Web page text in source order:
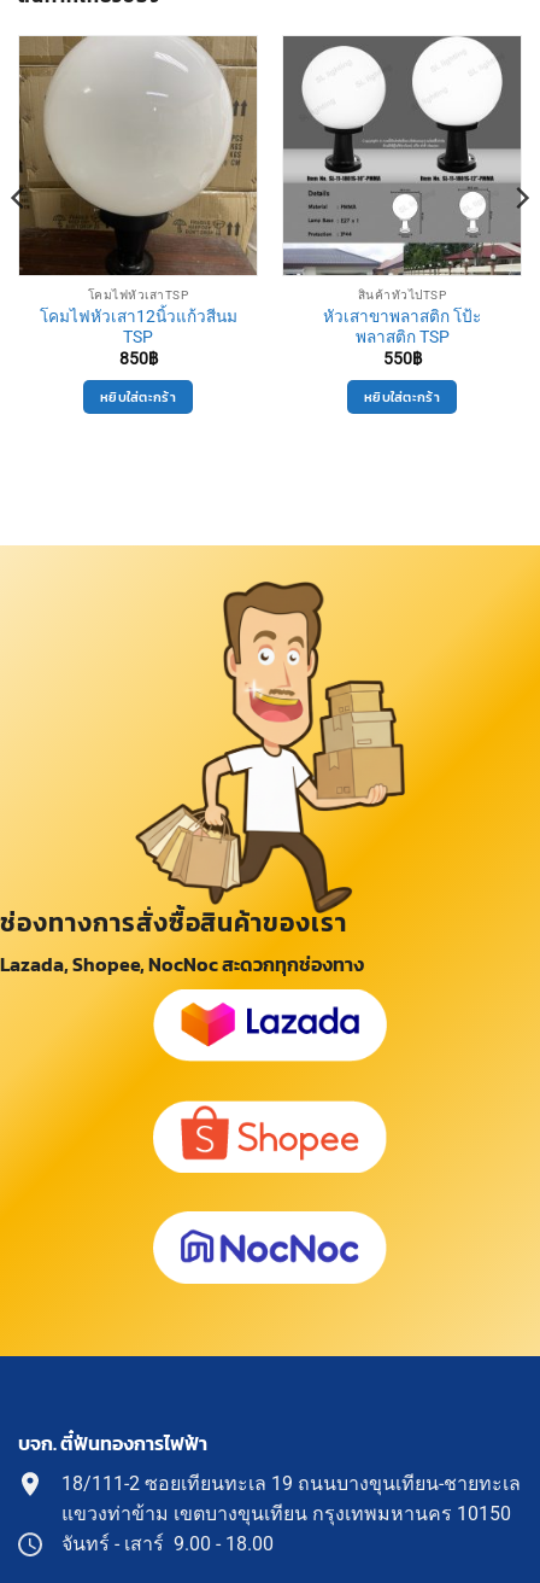
โคมไฟหัวเสาTSP
โคมไฟหัวเสา12นิ้วแก้วสีนม
TSP
850฿
หยิบใส่ตะกร้า
สินค้าทั่วไปTSP
หัวเสาขาพลาสติก โป้ะ
พลาสติก TSP
550฿
หยิบใส่ตะกร้า
ช่องทางการสั่งซื้อสินค้าของเรา
Lazada, Shopee, NocNoc สะดวกทุกช่องทาง
บจก. ตี๋ฟันทองการไฟฟ้า
18/111-2 ซอยเทียนทะเล 19 ถนนบางขุนเทียน-ชายทะเล
แขวงท่าข้าม เขตบางขุนเทียน กรุงเทพมหานคร 10150
จันทร์ - เสาร์ 9.00 - 18.00